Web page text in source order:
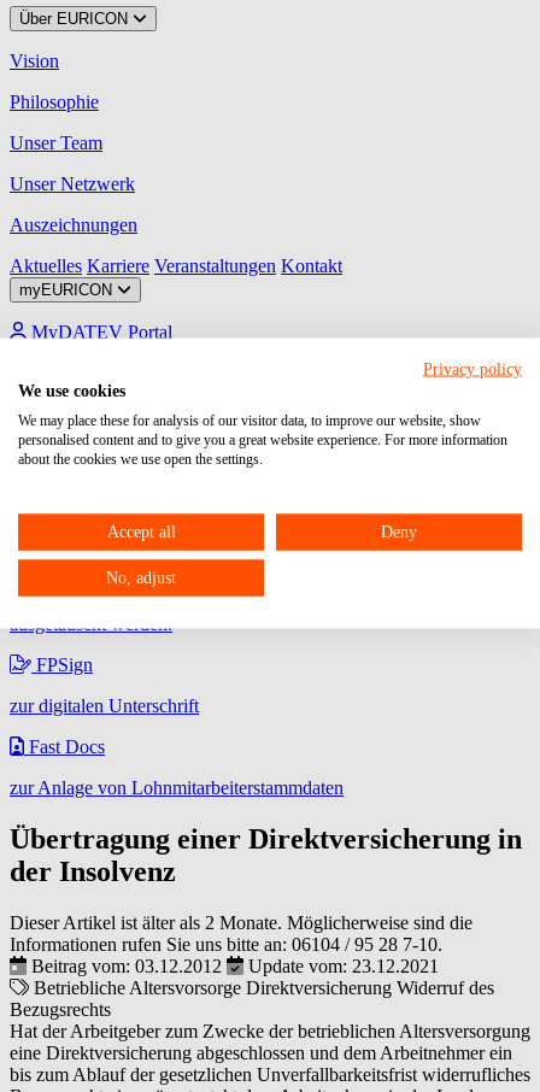
Über EURICON
Vision
Philosophie
Unser Team
Unser Netzwerk
Auszeichnungen
Aktuelles Karriere Veranstaltungen Kontakt
myEURICON
MyDATEV Portal
Ihre Plattform zum Austausch von Dokumenten, Aufgaben,
Freigaben und Unterhaltungen mit uns!
Unternehmen Online
Meine Steuern
Über DATEV Meine Steuern können steuerrelevante Belege
zwischen dem Privatmandant und dem steuerlichem Berater
ausgetauscht werden.
FPSign
zur digitalen Unterschrift
Fast Docs
zur Anlage von Lohnmitarbeiterstammdaten
Übertragung einer Direktversicherung in
der Insolvenz
Dieser Artikel ist älter als 2 Monate. Möglicherweise sind die
Informationen rufen Sie uns bitte an: 06104 / 95 28 7-10.
Beitrag vom: 03.12.2012
Update vom: 23.12.2021
Betriebliche Altersvorsorge Direktversicherung Widerruf des
Bezugsrechts
Hat der Arbeitgeber zum Zwecke der betrieblichen Altersversorgung
eine Direktversicherung abgeschlossen und dem Arbeitnehmer ein
bis zum Ablauf der gesetzlichen Unverfallbarkeitsfrist widerrufliches
Privacy policy
We use cookies
We may place these for analysis of our visitor data, to improve our website, show
personalised content and to give you a great website experience. For more information
about the cookies we use open the settings.
Accept all Deny
No, adjust